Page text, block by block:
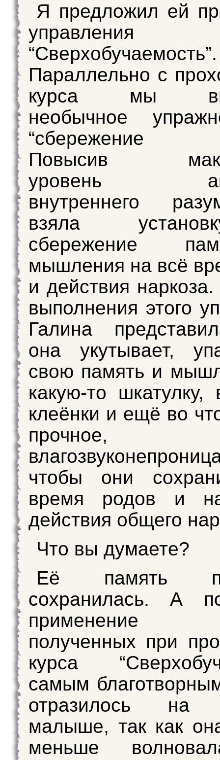
Я предложил ей
управления
“Сверхобучаемость”.
Параллельно с
курса мы
необычное
“сбережение
Повысив
уровень
внутреннего
взяла
сбережение
мышления на всё
и действия
выполнения этого
Галина
она укутывает,
свою память и
какую-то шкатулку,
клеёнки и ещё во
прочное,
чтобы они
время родов и
действия общего
Что вы думаете?
Её память
сохранилась. А
применение
полученных при
курса
самым
отразилось на
малыше, так как
меньше